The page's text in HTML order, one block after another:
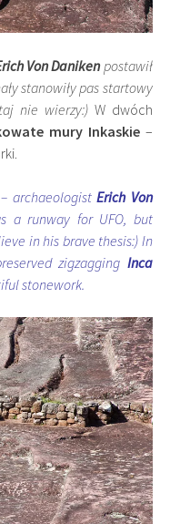
Von Daniken postawił
stanowiły pas startowy
nie wierzy:) W dwóch
mury Inkaskie–
– archaeologistErich Von
a runway for UFO, but
in his brave thesis:) In
zigzagging Inca
stonework.